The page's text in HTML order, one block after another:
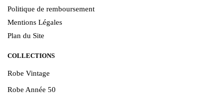
Politique de remboursement
Mentions Légales
Plan du Site
COLLECTIONS
Robe Vintage
Robe Année 50